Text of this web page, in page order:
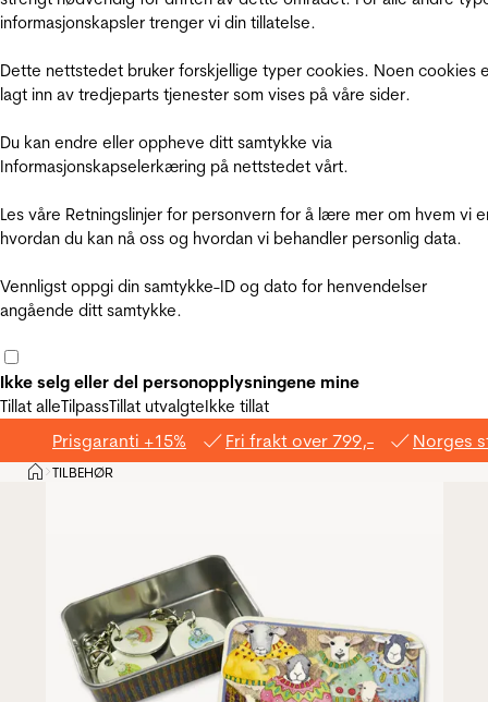
informasjonskapsler trenger vi din tillatelse.
Dette nettstedet bruker forskjellige typer cookies. Noen cookies
lagt inn av tredjeparts tjenester som vises på våre sider.
Du kan endre eller oppheve ditt samtykke via
Informasjonskapselerkæring på nettstedet vårt.
Les våre Retningslinjer for personvern for å lære mer om hvem vi
hvordan du kan nå oss og hvordan vi behandler personlig data.
Vennligst oppgi din samtykke-ID og dato for henvendelser
angående ditt samtykke.
Ikke selg eller del personopplysningene mine
Tillat alleTilpassTillat utvalgteIkke tillat
Prisgaranti +15% Fri frakt over 799,- Norges
Hjem
>TILBEHØR